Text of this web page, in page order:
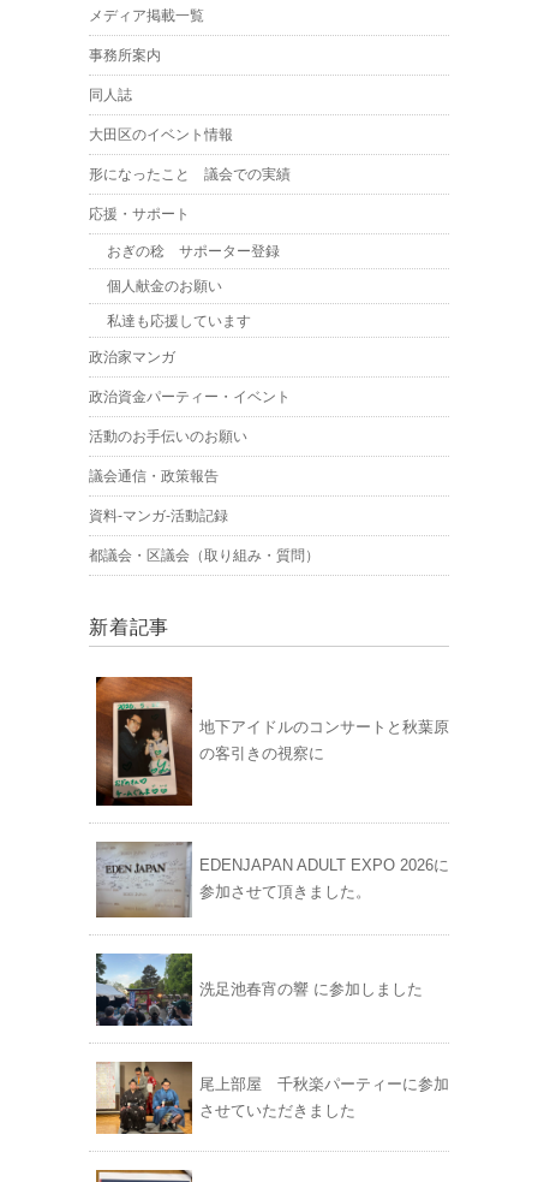
メディア掲載一覧
事務所案内
同人誌
大田区のイベント情報
形になったこと 議会での実績
応援・サポート
おぎの稔 サポーター登録
個人献金のお願い
私達も応援しています
政治家マンガ
政治資金パーティー・イベント
活動のお手伝いのお願い
議会通信・政策報告
資料-マンガ-活動記録
都議会・区議会（取り組み・質問）
新着記事
地下アイドルのコンサートと秋葉原
の客引きの視察に
EDENJAPAN ADULT EXPO 2026に
参加させて頂きました。
洗足池春宵の響 に参加しました
尾上部屋 千秋楽パーティーに参加
させていただきました